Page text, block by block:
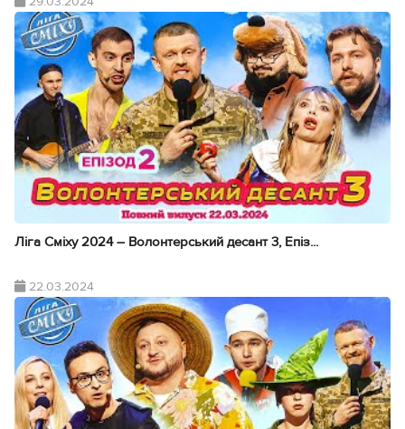
Ліга Сміху 2024 – Волонтерський десант 3, Епіз...
22.03.2024